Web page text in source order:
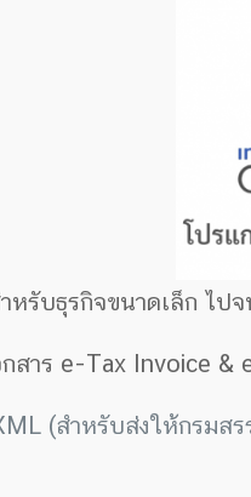
รับธุรกิจขนาดเล็ก ไปจ
สาร e-Tax Invoice
(สำหรับส่งให้กรมส